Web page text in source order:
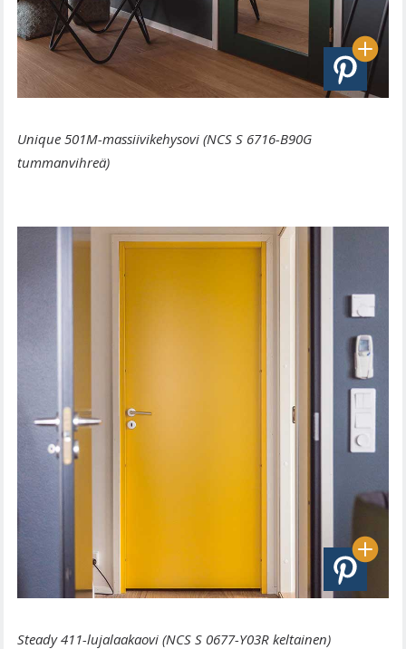
Unique 501M-massiivikehysovi (NCS S 6716-B90G
tummanvihreä)
Steady 411-lujalaakaovi (NCS S 0677-Y03R keltainen)